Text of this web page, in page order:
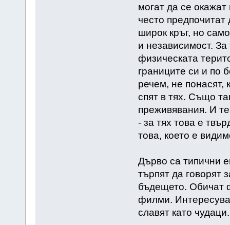
могат да се
често
широк кръг, но
и независимост. За
физическата
границите си и по
речем, не понасят,
спят в тях. Също
преживявания. И
- за тях това е
това, което е
Дърво са типични
търпят да говорят
бъдещето. Обичат
филми.
славят като чудаци.